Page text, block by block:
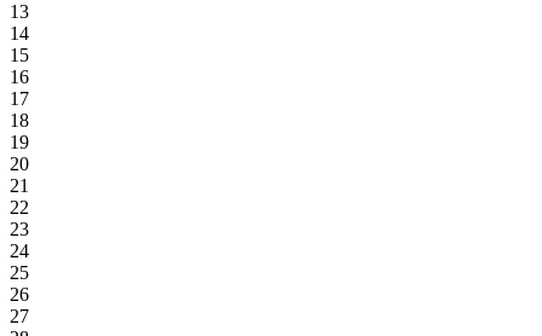
13
14
15
16
17
18
19
20
21
22
23
24
25
26
27